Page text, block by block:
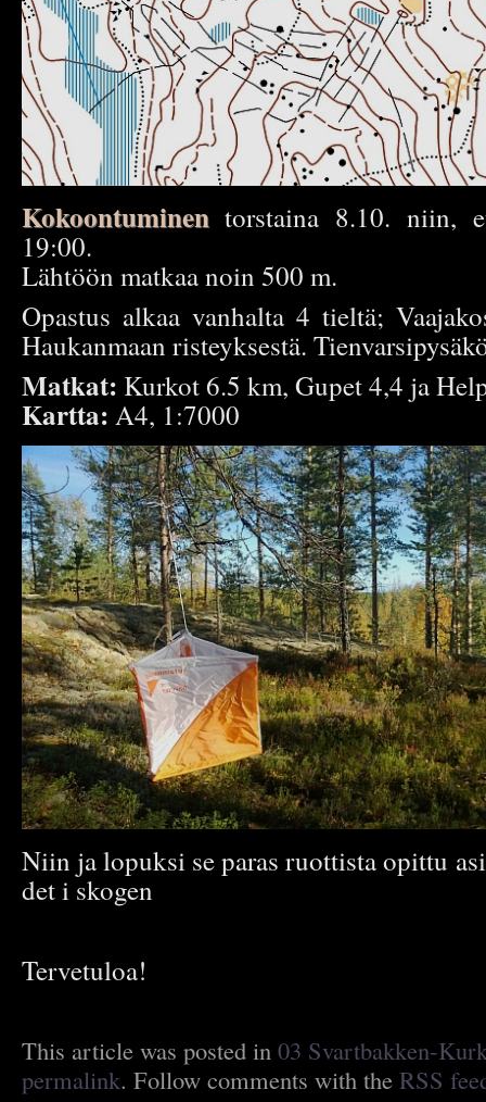
Kokoontuminen torstaina 8.10. niin,
19:00.
Lähtöön matkaa noin 500 m.
Opastus alkaa vanhalta 4 tieltä;
Haukanmaan risteyksestä.
Matkat: Kurkot 6.5 km, Gupet 4,4 ja
Kartta: A4, 1:7000
Niin ja lopuksi se paras ruottista opittu
det i skogen
Tervetuloa!
This article was posted in 03 Svartbakken-
permalink. Follow comments with the RSS